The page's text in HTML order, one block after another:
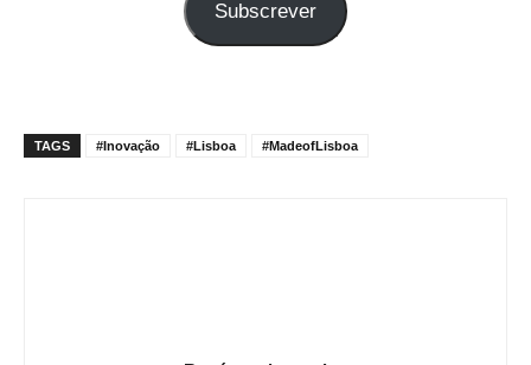
Subscrever
TAGS #Inovação #Lisboa #MadeofLisboa